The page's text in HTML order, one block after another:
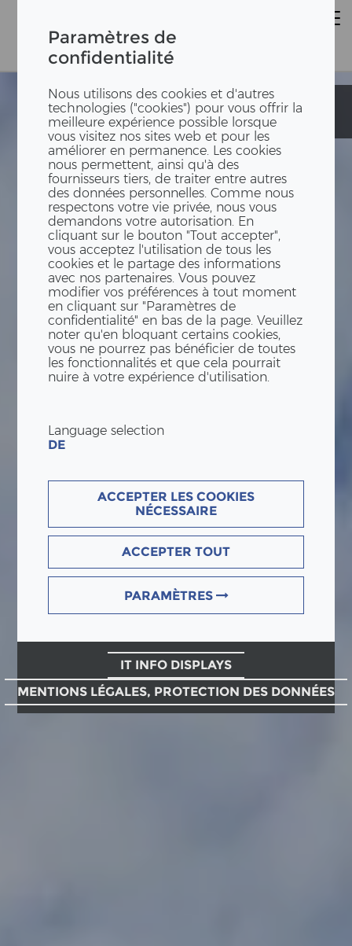
Paramètres de
confidentialité
Nous utilisons des cookies et d'autres
technologies ("cookies") pour vous offrir la
meilleure expérience possible lorsque
vous visitez nos sites web et pour les
améliorer en permanence. Les cookies
nous permettent, ainsi qu'à des
fournisseurs tiers, de traiter entre autres
des données personnelles. Comme nous
respectons votre vie privée, nous vous
demandons votre autorisation. En
cliquant sur le bouton "Tout accepter",
vous acceptez l'utilisation de tous les
cookies et le partage des informations
avec nos partenaires. Vous pouvez
modifier vos préférences à tout moment
en cliquant sur "Paramètres de
confidentialité" en bas de la page. Veuillez
noter qu'en bloquant certains cookies,
vous ne pourrez pas bénéficier de toutes
les fonctionnalités et que cela pourrait
nuire à votre expérience d'utilisation.
Language selection
DE
ACCEPTER LES COOKIES
NÉCESSAIRE
ACCEPTER TOUT
PARAMÈTRES
IT INFO DISPLAYS
MENTIONS LÉGALES, PROTECTION DES DONNÉES
Immeuble de
bureaux BBM
Immeuble de
bureaux BBM